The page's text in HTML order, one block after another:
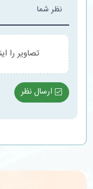
نظر شما
تصاویر را
ارسال نظر